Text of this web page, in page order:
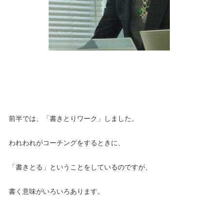
前半では、「書きとりワーク」しました。
われわれがコーチングをするときに、
「書きとる」ということをしているのですが、
書く意味がいろいろあります。